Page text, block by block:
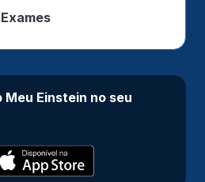
Meu Einstein no seu